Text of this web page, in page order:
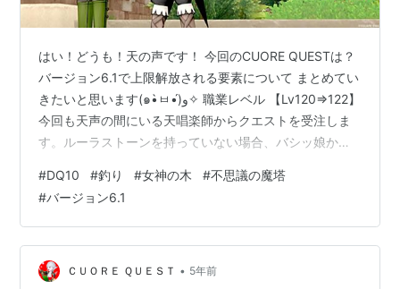
はい！どうも！天の声です！ 今回のCUORE QUESTは？
バージョン6.1で上限解放される要素について まとめてい
きたいと思います(๑•̀ㅂ•́)و✧ 職業レベル 【Lv120⇒122】
今回も天声の間にいる天唱楽師からクエストを受注しま
す。ルーラストーンを持っていない場合、バシッ娘から
てから、新しいマップを冒険したいですね♪ レベル上げを
する方は料理の準備を！ キュリオシティ（マイタウンＩ
Ｄ：7926−9022）☝料理中心のモーモンバザーやってま
す♫ 女神の木のレベル 【Lv10⇒12】 成長に必要な素材
が今まで通り、創生珠だけとも限りま…
#DQ10 #釣り #女神の木 #不思議の魔塔
#バージョン6.1
ＣＵＯＲＥ ＱＵＥＳＴ • 5年前